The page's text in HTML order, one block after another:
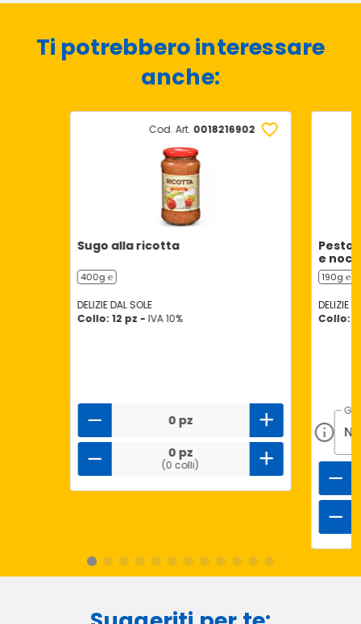
Ti potrebbero interessare
anche:
Cod. Art. 0018216902
Sugo alla ricotta
400g ℮
DELIZIE DAL SOLE
Collo: 12 pz - IVA 10%
0 pz
0 pz
(0 colli)
Pesto
e noci
190g ℮
DELIZIE
Collo: